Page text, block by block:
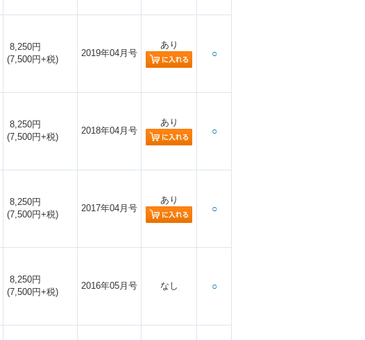
8,250円
(7,500円+税)
2019年04月号
あり
○
8,250円
(7,500円+税)
2018年04月号
あり
○
8,250円
(7,500円+税)
2017年04月号
あり
○
8,250円
(7,500円+税)
2016年05月号 なし ○